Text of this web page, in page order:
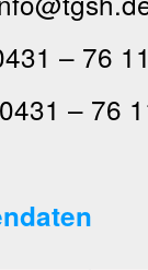
– 76
– 76